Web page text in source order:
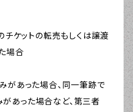
チケットの転売もしくは譲渡
場合
があった場合、同一筆跡で
あった場合など、第三者